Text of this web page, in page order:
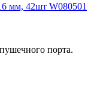
мм, 42шт W080501
порта.